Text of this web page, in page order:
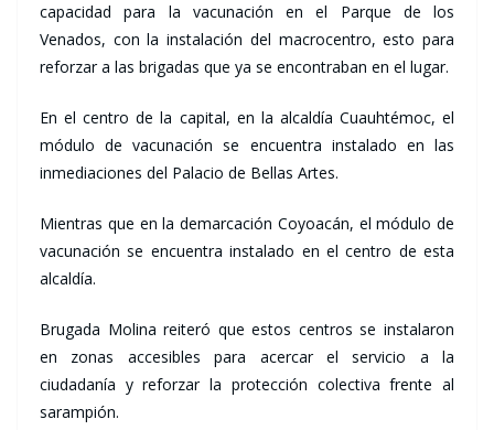
capacidad para la vacunación en el Parque de los
Venados, con la instalación del macrocentro, esto para
reforzar a las brigadas que ya se encontraban en el lugar.
En el centro de la capital, en la alcaldía Cuauhtémoc, el
módulo de vacunación se encuentra instalado en las
inmediaciones del Palacio de Bellas Artes.
Mientras que en la demarcación Coyoacán, el módulo de
vacunación se encuentra instalado en el centro de esta
alcaldía.
Brugada Molina reiteró que estos centros se instalaron
en zonas accesibles para acercar el servicio a la
ciudadanía y reforzar la protección colectiva frente al
sarampión.